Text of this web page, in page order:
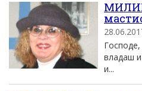
владаш
и...